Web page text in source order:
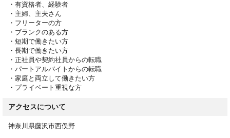
・有資格者、経験者
・主婦、主夫さん
・フリーターの方
・ブランクのある方
・短期で働きたい方
・長期で働きたい方
・正社員や契約社員からの転職
・パートアルバイトからの転職
・家庭と両立して働きたい方
・プライベート重視な方
アクセスについて
神奈川県藤沢市西俣野